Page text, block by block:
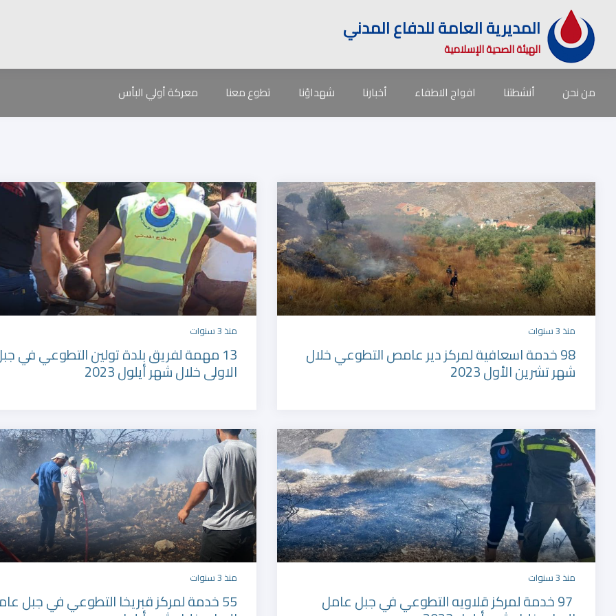
المديرية العامة للدفاع المدني
الهيئة الصحية الإسلامية
من نحن أنشطتنا افواج الاطفاء أخبارنا شهداؤنا تطوع معنا معركة أولي البأس
منذ 3 سنوات
98 خدمة اسعافية لمركز دير عامص التطوعي خلال
شهر تشرين الأول 2023
منذ 3 سنوات
13 مهمة لفريق بلدة تولين التطوعي في
الاولى خلال شهر أيلول 2023
منذ 3 سنوات
97 خدمة لمركز قلاويه التطوعي في جبل عامل
منذ 3 سنوات
55 خدمة لمركز قبريخا التطوعي في جبل